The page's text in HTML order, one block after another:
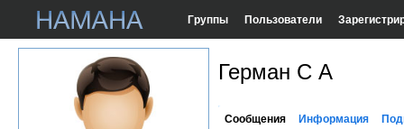
Группы Пользователи
Герман С А
Сообщения Информация